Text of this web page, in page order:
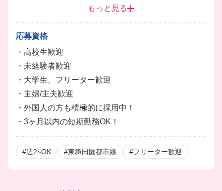
・ベネフィット利用制度あり
・大学生対象の給付型奨学金制度あり
※各種規定あり
もっと見る
応募資格
・高校生歓迎
・未経験者歓迎
・大学生、フリーター歓迎
・主婦/主夫歓迎
・外国人の方も積極的に採用中！
・3ヶ月以内の短期勤務OK！
#週2~OK #東急田園都市線 #フリーター歓迎